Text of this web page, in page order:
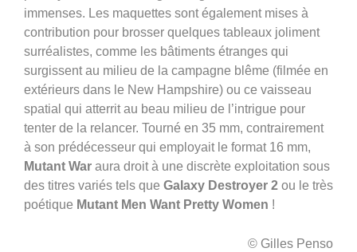
immenses. Les maquettes sont également mises à
contribution pour brosser quelques tableaux joliment
surréalistes, comme les bâtiments étranges qui
surgissent au milieu de la campagne blême (filmée en
extérieurs dans le New Hampshire) ou ce vaisseau
spatial qui atterrit au beau milieu de l’intrigue pour
tenter de la relancer. Tourné en 35 mm, contrairement
à son prédécesseur qui employait le format 16 mm,
Mutant War aura droit à une discrète exploitation sous
des titres variés tels que Galaxy Destroyer 2 ou le très
poétique Mutant Men Want Pretty Women !
© Gilles Penso